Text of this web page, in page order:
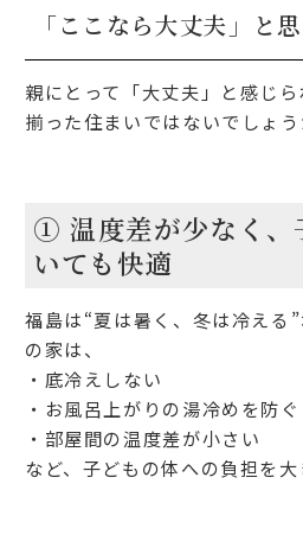
「ここなら大丈夫」と
親にとって「大丈夫」と感じ
揃った住まいではないでしょう
① 温度差が少なく、
いても快適
福島は“夏は暑く、冬は冷える”
の家は、
・底冷えしない
・お風呂上がりの湯冷めを防ぐ
・部屋間の温度差が小さい
など、子どもの体への負担を大